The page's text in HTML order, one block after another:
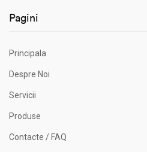
Pagini
Principala
Despre Noi
Servicii
Produse
Contacte / FAQ